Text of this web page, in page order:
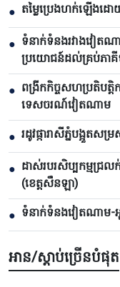
● តម្លៃប្រេងហក់ឡើងដ
● ទំនាក់ទំនងរវាងវៀត
ប្រយោជន៍ដល់គ្រប់ភា
● ពង្រីកកិច្ចសហប្រតិបត្តិក
ទេសចរណ៍វៀតណាម
● រដូវផ្ការាសីភ្នំបង្អួ
● ដាស់របរសិប្បកម្មជ្រ
(ខេត្តសឺនឡា)
● ទំនាក់ទំនងវៀតណាម
អាន/ស្តាប់ច្រើនបំផុត